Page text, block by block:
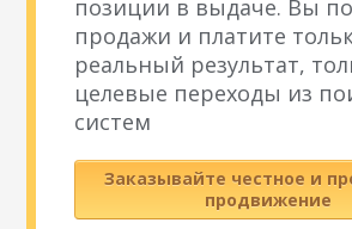
позиции в выдаче. Вы
продажи и платите
реальный результат,
целевые переходы из
систем
Заказывайте честное и
продвижение